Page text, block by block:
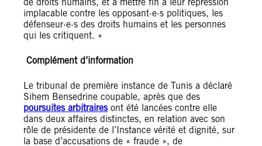
implacable contre les opposant·e·s politiques, les
défenseur·e·s des droits humains et les personnes
qui les critiquent. »
Complément d’information
Le tribunal de première instance de Tunis a déclaré
Sihem Bensedrine coupable, après que des
poursuites arbitrairesont été lancées contre elle
dans deux affaires distinctes, en relation avec son
rôle de présidente de l’Instance vérité et dignité, sur
la base d’accusations de « fraude », de